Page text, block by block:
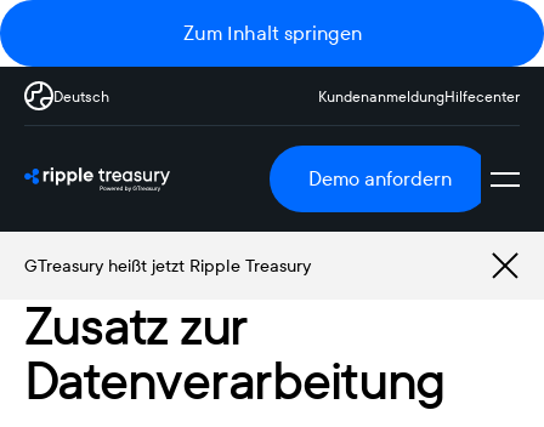
Zum Inhalt springen
Deutsch KundenanmeldungHilfecenter
Demo anfordern
GTreasury heißt jetzt Ripple Treasury
Zusatz zur
Datenverarbeitung